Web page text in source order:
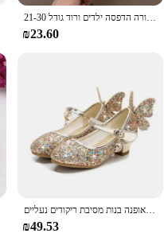
נעלי ספורט ילדים בנות קריקטורה הדפסה ילדים ורוד גודל 21-30
₪23.60
נעלי עור פרפרים ילדים ילדים ילדים ילדים ילדת נעלי ריקוד נעלי אופנה בנות מסיבת ריקודים נעליים
₪49.53